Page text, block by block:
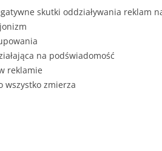
skutki oddziaływania reklam
na podświadomość
reklamie
wszystko zmierza